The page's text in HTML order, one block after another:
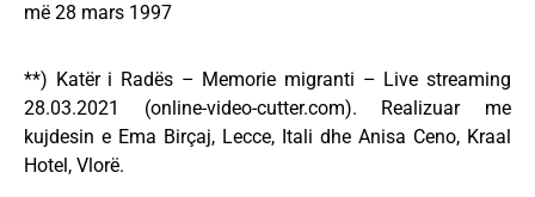
më 28 mars 1997
**) Katër i Radës – Memorie migranti – Live streaming
28.03.2021 (online-video-cutter.com). Realizuar me
kujdesin e Ema Birçaj, Lecce, Itali dhe Anisa Ceno, Kraal
Hotel, Vlorë.